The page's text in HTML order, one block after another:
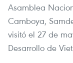
Asamblea
Camboya,
visitó el 27 de
Desarrollo de